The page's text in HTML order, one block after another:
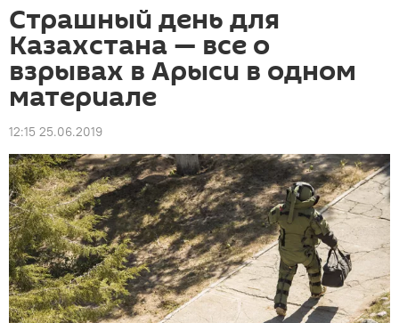
Страшный день для
Казахстана — все о
взрывах в Арыси в одном
материале
12:15 25.06.2019